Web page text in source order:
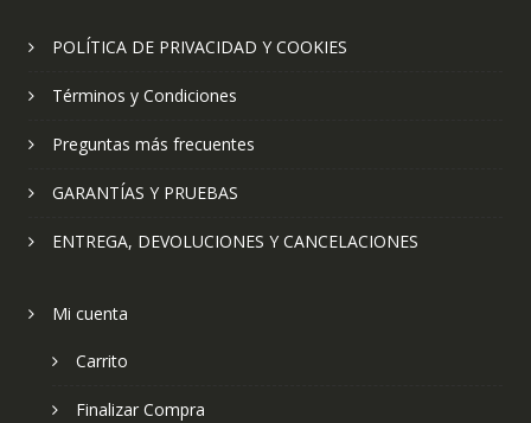
POLÍTICA DE PRIVACIDAD Y COOKIES
Términos y Condiciones
Preguntas más frecuentes
GARANTÍAS Y PRUEBAS
ENTREGA, DEVOLUCIONES Y CANCELACIONES
Mi cuenta
Carrito
Finalizar Compra